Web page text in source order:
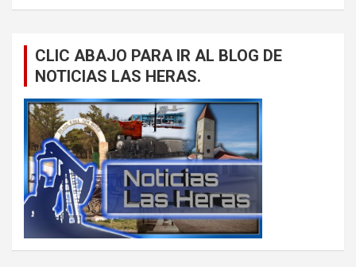
CLIC ABAJO PARA IR AL BLOG DE
NOTICIAS LAS HERAS.